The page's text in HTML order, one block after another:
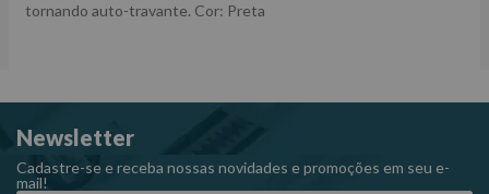
tornando auto-travante. Cor: Preta
Newsletter
Cadastre-se e receba nossas novidades e promoções em seu e-
mail!